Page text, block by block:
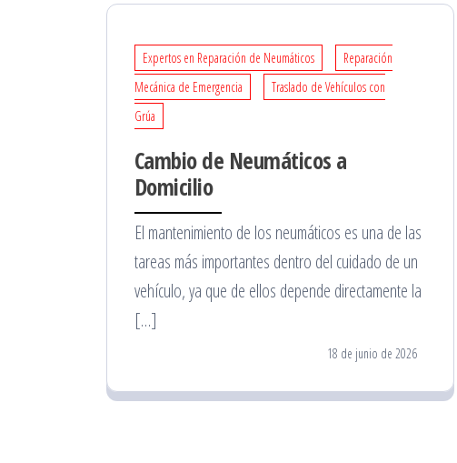
Expertos en Reparación de Neumáticos
Reparación
Mecánica de Emergencia
Traslado de Vehículos con
Grúa
Cambio de Neumáticos a
Domicilio
El mantenimiento de los neumáticos es una de las
tareas más importantes dentro del cuidado de un
vehículo, ya que de ellos depende directamente la
[…]
18 de junio de 2026